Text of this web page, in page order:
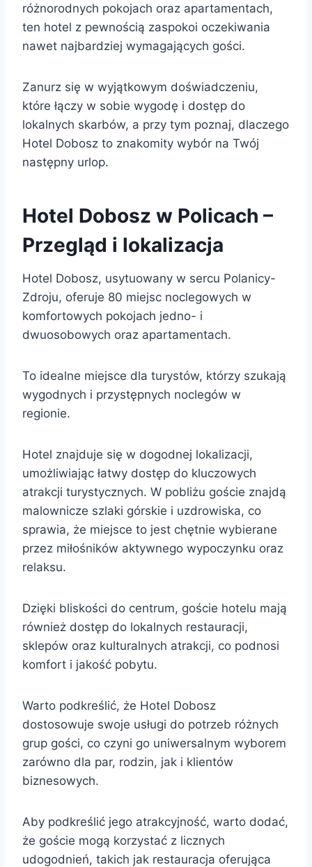
różnorodnych pokojach oraz apartamentach,
ten hotel z pewnością zaspokoi oczekiwania
nawet najbardziej wymagających gości.
Zanurz się w wyjątkowym doświadczeniu,
które łączy w sobie wygodę i dostęp do
lokalnych skarbów, a przy tym poznaj, dlaczego
Hotel Dobosz to znakomity wybór na Twój
następny urlop.
Hotel Dobosz w Policach –
Przegląd i lokalizacja
Hotel Dobosz, usytuowany w sercu Polanicy-
Zdroju, oferuje 80 miejsc noclegowych w
komfortowych pokojach jedno- i
dwuosobowych oraz apartamentach.
To idealne miejsce dla turystów, którzy szukają
wygodnych i przystępnych noclegów w
regionie.
Hotel znajduje się w dogodnej lokalizacji,
umożliwiając łatwy dostęp do kluczowych
atrakcji turystycznych. W pobliżu goście znajdą
malownicze szlaki górskie i uzdrowiska, co
sprawia, że miejsce to jest chętnie wybierane
przez miłośników aktywnego wypoczynku oraz
relaksu.
Dzięki bliskości do centrum, goście hotelu mają
również dostęp do lokalnych restauracji,
sklepów oraz kulturalnych atrakcji, co podnosi
komfort i jakość pobytu.
Warto podkreślić, że Hotel Dobosz
dostosowuje swoje usługi do potrzeb różnych
grup gości, co czyni go uniwersalnym wyborem
zarówno dla par, rodzin, jak i klientów
biznesowych.
Aby podkreślić jego atrakcyjność, warto dodać,
że goście mogą korzystać z licznych
udogodnień, takich jak restauracja oferująca